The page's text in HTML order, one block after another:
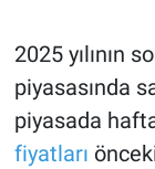
2025 yılının
piyasasında
piyasada
fiyatları